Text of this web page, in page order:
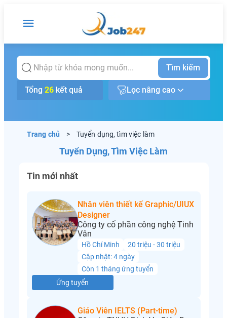
Tìm kiếm
Tổng 26 kết quả Lọc nâng cao
Trang chủ > Tuyển dụng, tìm việc làm
Tuyển Dụng, Tìm Việc Làm
Tin mới nhất
Nhân viên thiết kế Graphic/UIUX
Designer
Công ty cổ phần công nghệ Tinh
Vân
Hồ Chí Minh
20 triệu - 30 triệu
Cập nhật: 4 ngày
Còn 1 tháng ứng tuyển
Ứng tuyển
Giáo Viên IELTS (Part-time)